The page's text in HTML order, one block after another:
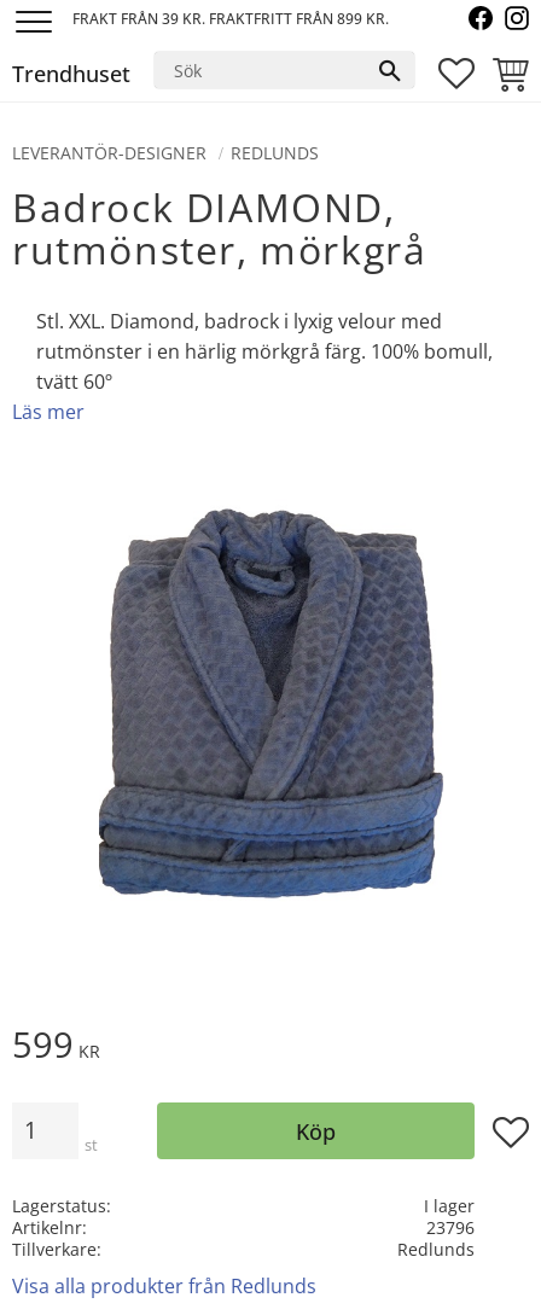
FRAKT FRÅN 39 KR. FRAKTFRITT FRÅN 899 KR.
Trendhuset
LEVERANTÖR-DESIGNER REDLUNDS
Badrock DIAMOND,
rutmönster, mörkgrå
Stl. XXL. Diamond, badrock i lyxig velour med
rutmönster i en härlig mörkgrå färg. 100% bomull,
tvätt 60º
Läs mer
599 KR
st Köp
Lagerstatus
I lager
Artikelnr
23796
Tillverkare
Redlunds
Visa alla produkter från Redlunds